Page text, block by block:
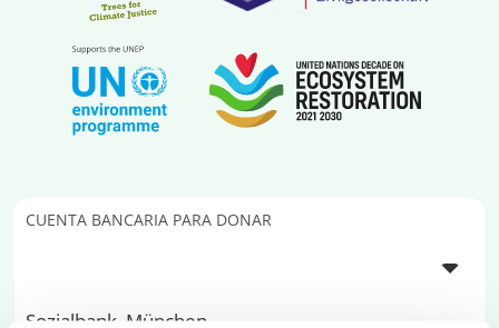
CUENTA BANCARIA PARA DONAR
Sozialbank, München